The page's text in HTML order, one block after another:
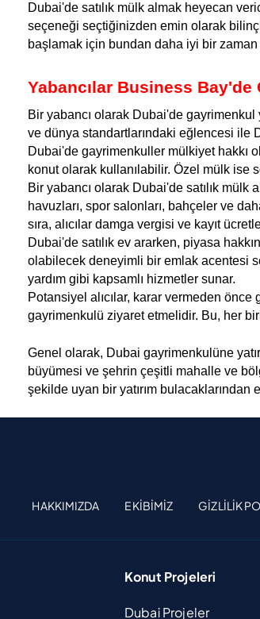
Dubai'de satılık mülk almak heyecan
seçeneği seçtiğinizden emin olarak
başlamak için bundan daha iyi bir
Yabancılar Business
Bir yabancı olarak Dubai'de
ve dünya standartlarındaki eğlencesi ile
Dubai'de gayrimenkuller mülkiyet hakkı
konut olarak kullanılabilir. Özel mülk ise
Bir yabancı olarak Dubai'de satılık
havuzları, spor salonları, bahçeler ve
sıra, alıcılar damga vergisi ve kayıt
Dubai'de satılık ev ararken, piyasa
olabilecek deneyimli bir emlak acentesi
yardım gibi kapsamlı hizmetler sunar.
Potansiyel alıcılar, karar vermeden
gayrimenkulü ziyaret etmelidir. Bu, her
Genel olarak, Dubai gayrimenkulüne
büyümesi ve şehrin çeşitli mahalle ve
şekilde uyan bir yatırım bulacaklarından
HAKKIMIZDA EKIBIMIZ GIZLILIK
Konut Projeleri
Dubai Projeler